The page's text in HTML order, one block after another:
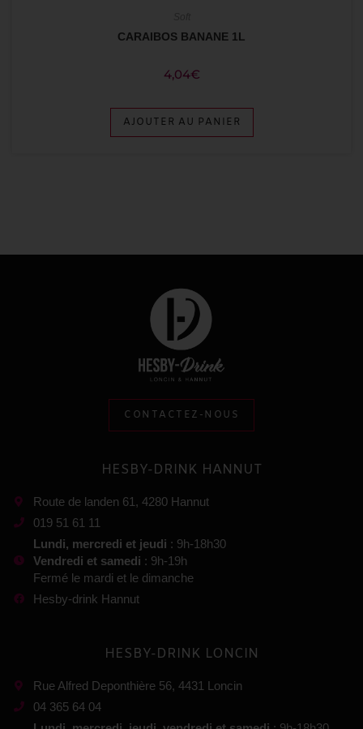
CARAIBOS BANANE 1L
4,04€
AJOUTER AU PANIER
CONTACTEZ-NOUS
HESBY-DRINK HANNUT
Route de landen 61, 4280 Hannut
019 51 61 11
Lundi, mercredi et jeudi : 9h-18h30
Vendredi et samedi : 9h-19h
Fermé le mardi et le dimanche
Hesby-drink Hannut
HESBY-DRINK LONCIN
Rue Alfred Deponthière 56, 4431 Loncin
04 365 64 04